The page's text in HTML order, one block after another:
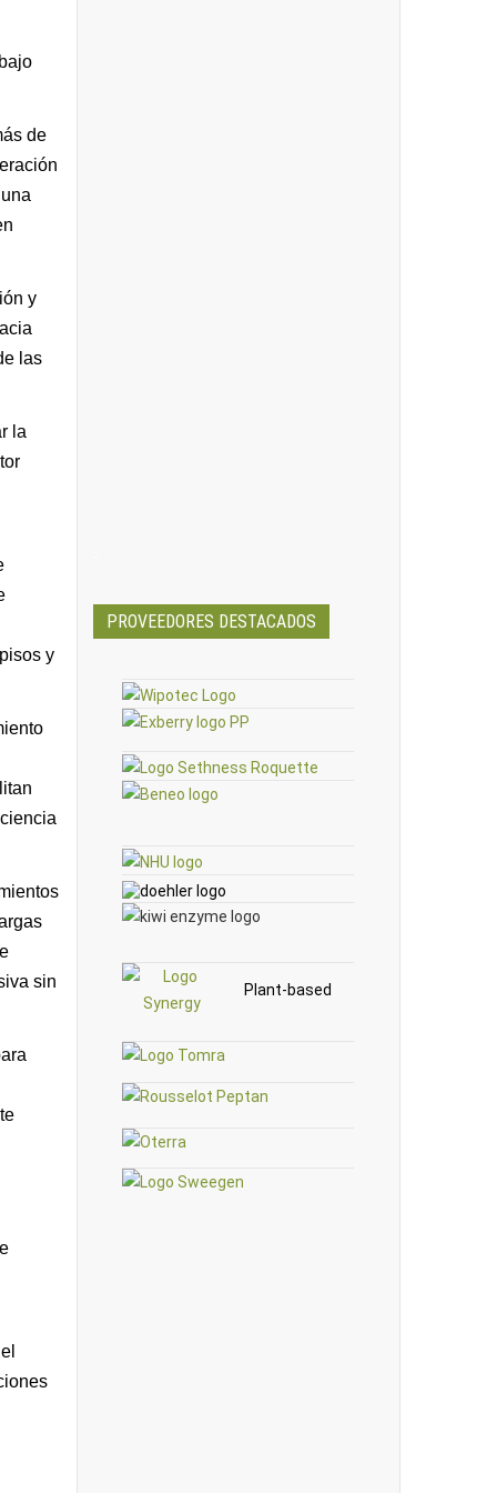
de
y
las
la
y
sin
PROVEEDORES DESTACADOS
Plant-based